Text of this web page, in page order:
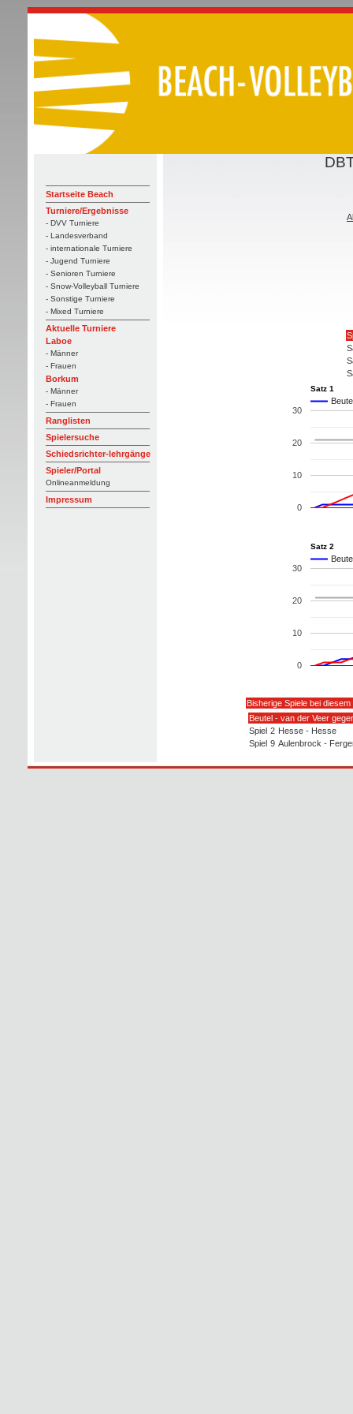
Startseite Beach
Turniere/Ergebnisse
- DVV Turniere
- Landesverband
- internationale Turniere
- Jugend Turniere
- Senioren Turniere
- Snow-Volleyball Turniere
- Sonstige Turniere
- Mixed Turniere
Aktuelle Turniere
Laboe
- Männer
- Frauen
Borkum
- Männer
- Frauen
Ranglisten
Spielersuche
Schiedsrichter-lehrgänge
Spieler/Portal
Onlineanmeldung
Impressum
Satz 1
0
10
20
30
Satz 2
0
10
20
30
Bisherige Spiele bei
Beutel - van der Veer
Spiel 2 Hesse - Hesse
Spiel 9 Aulenbrock -